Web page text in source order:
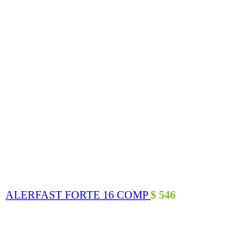
ALERFAST FORTE 16 COMP$ 546